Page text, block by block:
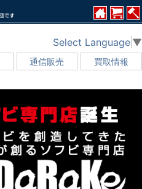
通信販売 買取情報
Select Language ▼